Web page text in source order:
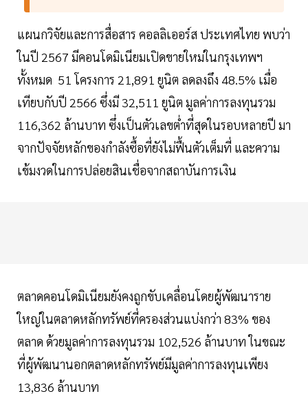
แผนกวิจัยและการสื่อสาร คอลลิเออร์ส ประเทศไทย พบว่า
ในปี 2567 มีคอนโดมิเนียมเปิดขายใหม่ในกรุงเทพฯ
ทั้งหมด 51 โครงการ 21,891 ยูนิต ลดลงถึง 48.5% เมื่อ
เทียบกับปี 2566 ซึ่งมี 32,511 ยูนิต มูลค่าการลงทุนรวม
116,362 ล้านบาท ซึ่งเป็นตัวเลขต่ำที่สุดในรอบหลายปี มา
จากปัจจัยหลักของกำลังซื้อที่ยังไม่ฟื้นตัวเต็มที่ และความ
เข้มงวดในการปล่อยสินเชื่อจากสถาบันการเงิน
ตลาดคอนโดมิเนียมยังคงถูกขับเคลื่อนโดยผู้พัฒนาราย
ใหญ่ในตลาดหลักทรัพย์ที่ครองส่วนแบ่งกว่า 83% ของ
ตลาด ด้วยมูลค่าการลงทุนรวม 102,526 ล้านบาท ในขณะ
ที่ผู้พัฒนานอกตลาดหลักทรัพย์มีมูลค่าการลงทุนเพียง
13,836 ล้านบาท